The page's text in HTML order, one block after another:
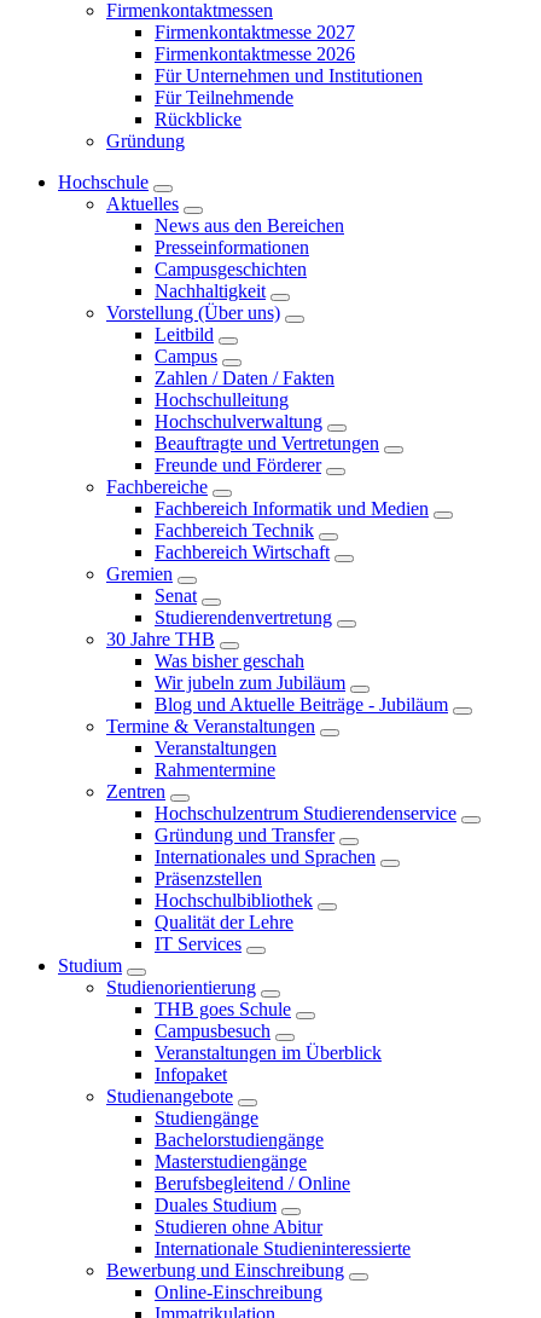
Firmenkontaktmessen
Firmenkontaktmesse 2027
Firmenkontaktmesse 2026
Für Unternehmen und Institutionen
Für Teilnehmende
Rückblicke
Gründung
Hochschule
Aktuelles
News aus den Bereichen
Presseinformationen
Campusgeschichten
Nachhaltigkeit
Vorstellung (Über uns)
Leitbild
Campus
Zahlen / Daten / Fakten
Hochschulleitung
Hochschulverwaltung
Beauftragte und Vertretungen
Freunde und Förderer
Fachbereiche
Fachbereich Informatik und Medien
Fachbereich Technik
Fachbereich Wirtschaft
Gremien
Senat
Studierendenvertretung
30 Jahre THB
Was bisher geschah
Wir jubeln zum Jubiläum
Blog und Aktuelle Beiträge - Jubiläum
Termine & Veranstaltungen
Veranstaltungen
Rahmentermine
Zentren
Hochschulzentrum Studierendenservice
Gründung und Transfer
Internationales und Sprachen
Präsenzstellen
Hochschulbibliothek
Qualität der Lehre
IT Services
Studium
Studienorientierung
THB goes Schule
Campusbesuch
Veranstaltungen im Überblick
Infopaket
Studienangebote
Studiengänge
Bachelorstudiengänge
Masterstudiengänge
Berufsbegleitend / Online
Duales Studium
Studieren ohne Abitur
Internationale Studieninteressierte
Bewerbung und Einschreibung
Online-Einschreibung
Immatrikulation